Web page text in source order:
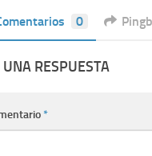
0
UNA RESPUESTA
*